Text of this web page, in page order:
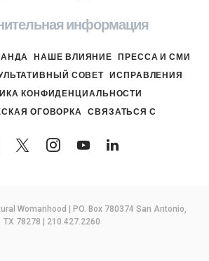
информация
НАШЕ ВЛИЯНИЕ
ПРЕССА И СМИ
СОВЕТ ИСПРАВЛЕНИЯ
КОНФИДЕНЦИАЛЬНОСТИ
ОГОВОРКА
СВЯЗАТЬСЯ С
Womanhood | PO. Box 780374 San Antonio,
TX 78278 | 210.427.2260